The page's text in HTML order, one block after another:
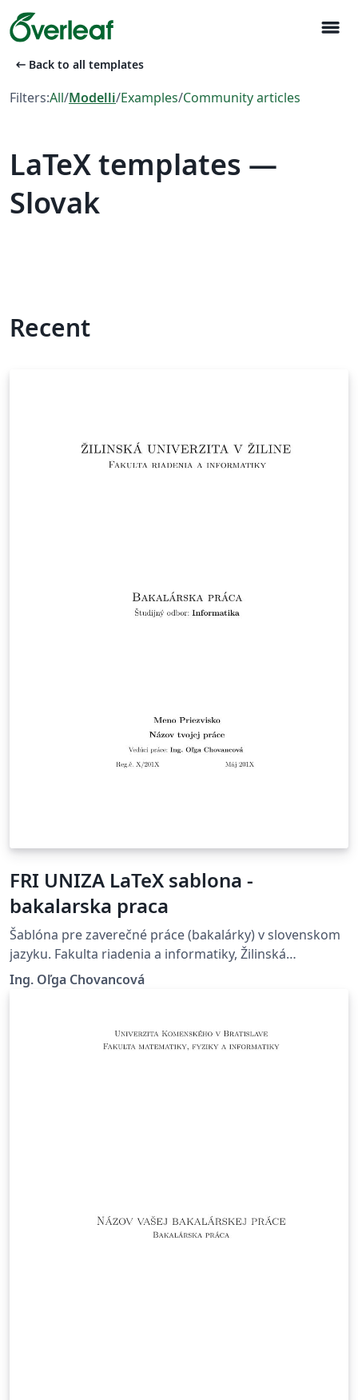
menu
arrow_left_alt Back to all templates
Filters:All/Modelli/Examples/Community articles
LaTeX templates —
Slovak
Recent
FRI UNIZA LaTeX sablona -
bakalarska praca
Šablóna pre zaverečné práce (bakalárky) v slovenskom
jazyku. Fakulta riadenia a informatiky, Žilinská
univerzita v Žiline.
Ing. Oľga Chovancová